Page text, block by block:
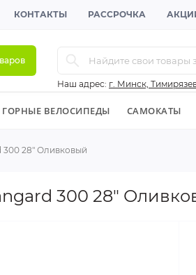
КОНТАКТЫ РАССРОЧКА
Наш адрес: г. Минск,
ГОРНЫЕ ВЕЛОСИПЕДЫ CАМОКАТЫ
300 28" Оливковый
300 28"